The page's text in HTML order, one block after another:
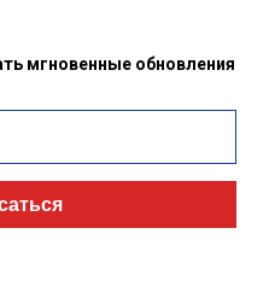
мгновенные обновления